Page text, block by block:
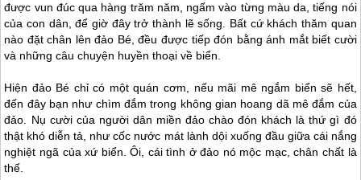
được vun đúc qua hàng trăm năm, ngấm vào từng màu da, tiếng nói
của con dân, để giờ đây trở thành lẽ sống. Bất cứ khách thăm quan
nào đặt chân lên đảo Bé, đều được tiếp đón bằng ánh mắt biết cười
và những câu chuyện huyền thoại về biển.
Hiện đảo Bé chỉ có một quán cơm, nếu mãi mê ngắm biển sẽ hết,
đến đây bạn như chìm đắm trong không gian hoang dã mê đắm của
đảo. Nụ cười của người dân miền đảo chào đón khách là thứ gì đó
thật khó diễn tả, như cốc nước mát lành dội xuống đầu giữa cái nắng
nghiệt ngã của xứ biển. Ôi, cái tình ở đảo nó mộc mạc, chân chất là
thế.